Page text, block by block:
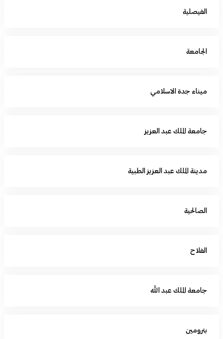
الفيصلية
الجامعة
ميناء جدة الاسلامي
جامعة الملك عبد العزيز
مدينة الملك عبد العزيز الطبية
الصالحية
الفلاح
جامعة الملك عبد الله
بترومين